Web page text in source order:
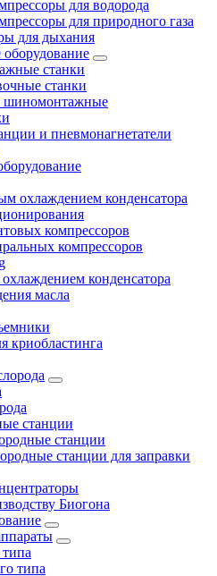
для водорода
для природного газа
для дыхания
станки
станки
шиномонтажные
и пневмонагнетатели
охлаждением конденсатора
компрессоров
компрессоров
конденсатора
масла
криобластинга
станции
станции
станции для заправки
Биогона
типа